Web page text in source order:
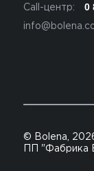
Call-центр: 0
© Bolena,
ПП "Фабрика